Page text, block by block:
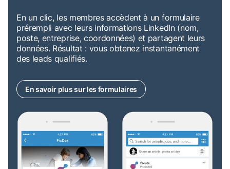
En un clic, les membres accèdent à un formulaire
prérempli avec leurs informations LinkedIn (nom,
poste, entreprise, coordonnées) et partagent leurs
données. Résultat : vous obtenez instantanément
des leads qualifiés.
En savoir plus sur les formulaires
opens in a new tab